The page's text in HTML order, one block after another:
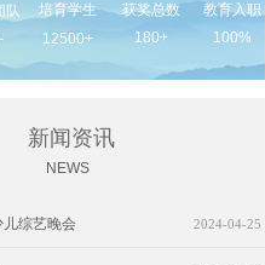
队
培育学生
12500+
获奖总数
180+
教育入职
100%
NEWS
新闻资讯
综艺晚会 2024-04-25